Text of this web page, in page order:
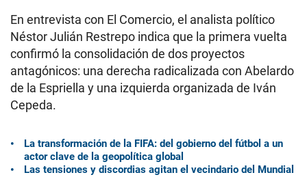
En entrevista con El Comercio, el analista político
Néstor Julián Restrepo indica que la primera vuelta
confirmó la consolidación de dos proyectos
antagónicos: una derecha radicalizada con Abelardo
de la Espriella y una izquierda organizada de Iván
Cepeda.
La transformación de la FIFA: del gobierno del fútbol a un
actor clave de la geopolítica global
Las tensiones y discordias agitan el vecindario del Mundial